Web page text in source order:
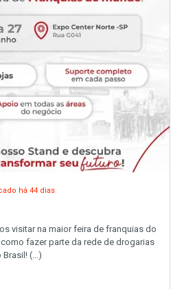
há 44 dias
visitar na maior feira de franquias do
fazer parte da rede de drogarias
(...)